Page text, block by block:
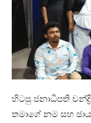
හිටපු ජනාධිපති
තමාගේ නම සහ